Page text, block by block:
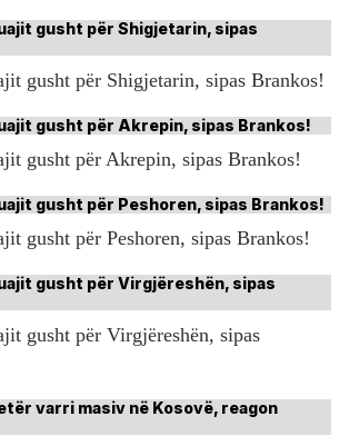
gusht për Shigjetarin, sipas Brankos!
gusht për Akrepin, sipas Brankos!
gusht për Peshoren, sipas Brankos!
gusht për Virgjëreshën, sipas